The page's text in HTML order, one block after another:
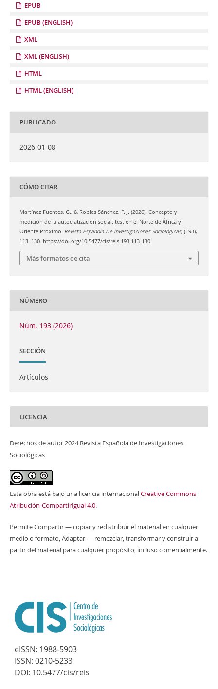
EPUB
EPUB (ENGLISH)
XML
XML (ENGLISH)
HTML
HTML (ENGLISH)
PUBLICADO
2026-01-08
CÓMO CITAR
Martínez Fuentes, G., & Robles Sánchez, F. J. (2026). Concepto y
medición de la autocratización social: test en el Norte de África y
Oriente Próximo. Revista Española De Investigaciones Sociológicas, (193),
113–130. https://doi.org/10.5477/cis/reis.193.113-130
Más formatos de cita
NÚMERO
Núm. 193 (2026)
SECCIÓN
Artículos
LICENCIA
Derechos de autor 2024 Revista Española de Investigaciones
Sociológicas
Esta obra está bajo una licencia internacionalCreative Commons
Atribución-CompartirIgual 4.0.
Permite Compartir — copiar y redistribuir el material en cualquier
medio o formato, Adaptar — remezclar, transformar y construir a
partir del material para cualquier propósito, incluso comercialmente.
eISSN: 1988-5903
ISSN: 0210-5233
DOI: 10.5477/cis/reis